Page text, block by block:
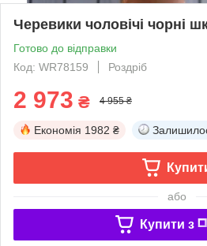
Черевики чоловічі чорні
Готово до відправки
Код: WR78159
Роздріб
2 973 ₴ 4 955 ₴
Економія 1982 ₴
або
Купити з